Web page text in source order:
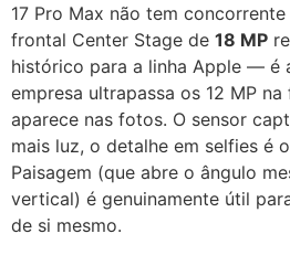
17 Pro Max não tem
frontal Center Stage de 18 MP
histórico para a linha Apple — é
empresa ultrapassa os 12 MP
aparece nas fotos. O sensor
mais luz, o detalhe em selfies é
Paisagem (que abre o ângulo
vertical) é genuinamente útil
de si mesmo.